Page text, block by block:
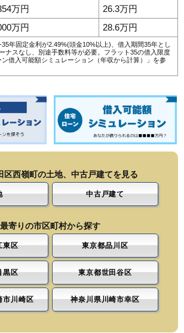
万円
26.3万円
万円 28.6万円
年固定金利が2.49%(頭金10%以上)、借入期間35年とし
ナスなし、別途手数料等が必要。フラット35の借入限度
借入可能額シミュレーション（年収から計算）
」を参
区西嶺町の土地、中古戸建てを見る
中古戸建て
最寄りの市区町村から探す
東区 東京都品川区
黒区 東京都世田谷区
市川崎区 神奈川県川崎市幸区